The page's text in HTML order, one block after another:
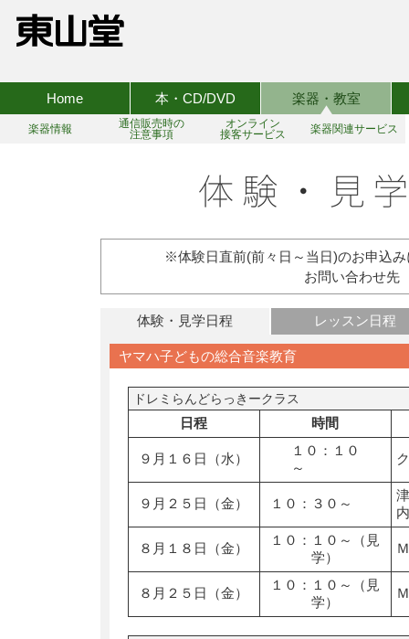
Home 本・CD/DVD 楽器・教室
楽器情報
通信販売時の
注意事項
オンライン
接客サービス
楽器関連サービス
※体験日直前(前々日～当日)のお申込
お問い合わせ先
体験・見学日程 レッスン日程
ヤマハ子どもの総合音楽教育
ドレミらんどらっきークラス
日程 時間
９月１６日（水）
１０：１０
～
９月２５日（金） １０：３０～
８月１８日（金）
１０：１０～（見
学）
８月２５日（金）
１０：１０～（見
学）